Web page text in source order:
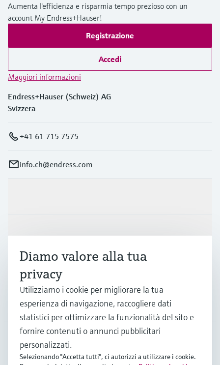
Aumenta l'efficienza e risparmia tempo prezioso con un
account My Endress+Hauser!
Registrazione
Accedi
Maggiori informazioni
Endress+Hauser (Schweiz) AG
Svizzera
+41 61 715 7575
info.ch@endress.com
Supporta
La società
CHE Italiano
Diamo valore alla tua
privacy
Utilizziamo i cookie per migliorare la tua
esperienza di navigazione, raccogliere dati
statistici per ottimizzare la funzionalità del sito e
fornire contenuti o annunci pubblicitari
personalizzati.
Selezionando "Accetta tutti", ci autorizzi a utilizzare i cookie.